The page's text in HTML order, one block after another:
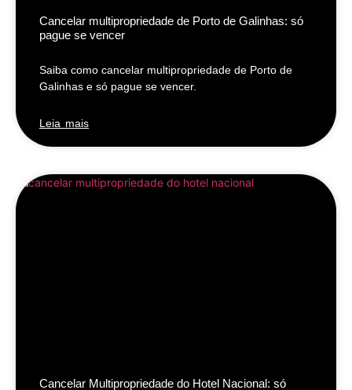
Cancelar multipropriedade de Porto de Galinhas: só
pague se vencer
Saiba como cancelar multipropriedade de Porto de
Galinhas e só pague se vencer.
Leia mais
Cancelar Multipropriedade do Hotel Nacional: só